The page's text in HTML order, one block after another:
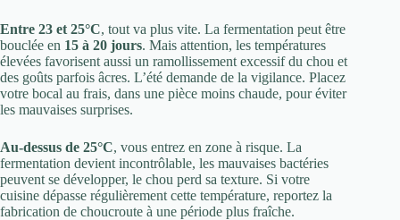
Entre 23 et 25°C, tout va plus vite. La fermentation peut être
bouclée en 15 à 20 jours. Mais attention, les températures
élevées favorisent aussi un ramollissement excessif du chou et
des goûts parfois âcres. L’été demande de la vigilance. Placez
votre bocal au frais, dans une pièce moins chaude, pour éviter
les mauvaises surprises.
Au-dessus de 25°C, vous entrez en zone à risque. La
fermentation devient incontrôlable, les mauvaises bactéries
peuvent se développer, le chou perd sa texture. Si votre
cuisine dépasse régulièrement cette température, reportez la
fabrication de choucroute à une période plus fraîche.